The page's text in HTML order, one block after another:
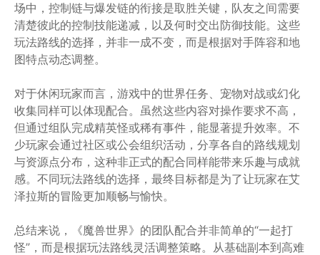
场中，控制链与爆发链的衔接是取胜关键，队友之间需要
清楚彼此的控制技能递减，以及何时交出防御技能。这些
玩法路线的选择，并非一成不变，而是根据对手阵容和地
图特点动态调整。
对于休闲玩家而言，游戏中的世界任务、宠物对战或幻化
收集同样可以体现配合。虽然这些内容对操作要求不高，
但通过组队完成精英怪或稀有事件，能显著提升效率。不
少玩家会通过社区或公会组织活动，分享各自的路线规划
与资源点分布，这种非正式的配合同样能带来乐趣与成就
感。不同玩法路线的选择，最终目标都是为了让玩家在艾
泽拉斯的冒险更加顺畅与愉快。
总结来说，《魔兽世界》的团队配合并非简单的“一起打
怪”，而是根据玩法路线灵活调整策略。从基础副本到高难